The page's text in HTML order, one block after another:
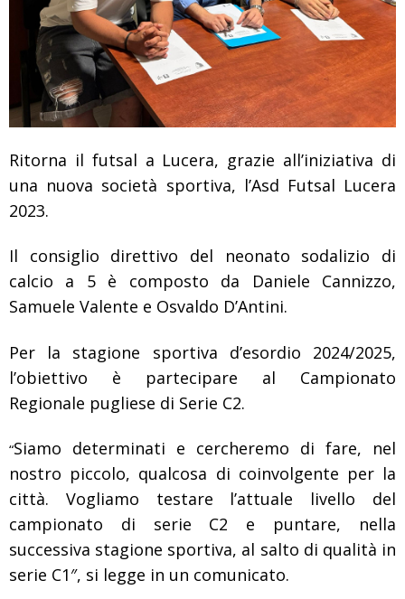
Ritorna il futsal a Lucera, grazie all’iniziativa di
una nuova società sportiva, l’Asd Futsal Lucera
2023.
Il consiglio direttivo del neonato sodalizio di
calcio a 5 è composto da Daniele Cannizzo,
Samuele Valente e Osvaldo D’Antini.
Per la stagione sportiva d’esordio 2024/2025,
l’obiettivo è partecipare al Campionato
Regionale pugliese di Serie C2.
“Siamo determinati e cercheremo di fare, nel
nostro piccolo, qualcosa di coinvolgente per la
città. Vogliamo testare l’attuale livello del
campionato di serie C2 e puntare, nella
successiva stagione sportiva, al salto di qualità in
serie C1″, si legge in un comunicato.